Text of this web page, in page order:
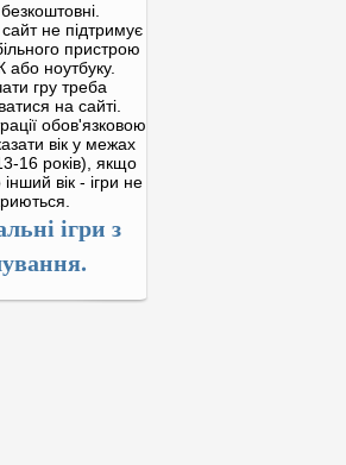
безкоштовні.
не підтримує
пристрою
ноутбуку.
гру треба
на сайті.
обов'язковою
вік у межах
16 років), якщо
вік - ігри не
ігри з